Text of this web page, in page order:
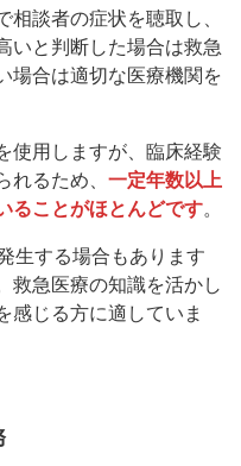
談者の症状を聴取し、
いと判断した場合は救急
場合は適切な医療機関を
使用しますが、臨床経験
るため、 一定年数以上
ることがほとんどです。
生する場合もあります
救急医療の知識を活かし
感じる方に適していま